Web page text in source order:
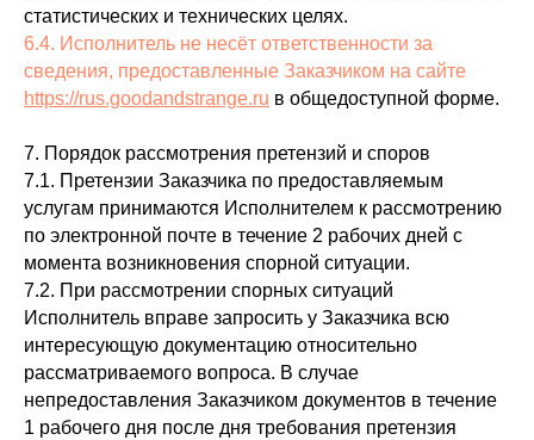
статистических и технических целях.
6.4. Исполнитель не несёт ответственности за
сведения, предоставленные Заказчиком на сайте
https://rus.goodandstrange.ru в общедоступной форме.
7. Порядок рассмотрения претензий и споров
7.1. Претензии Заказчика по предоставляемым
услугам принимаются Исполнителем к рассмотрению
по электронной почте в течение 2 рабочих дней с
момента возникновения спорной ситуации.
7.2. При рассмотрении спорных ситуаций
Исполнитель вправе запросить у Заказчика всю
интересующую документацию относительно
рассматриваемого вопроса. В случае
непредоставления Заказчиком документов в течение
1 рабочего дня после дня требования претензия